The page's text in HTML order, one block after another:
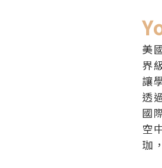
美
界
讓
透
國
空
珈